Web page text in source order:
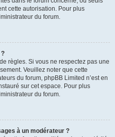
cette autorisation. Pour plus
du forum.
règles. Si vous ne respectez pas une
Veuillez noter que cette
du forum, phpBB Limited n’est en
sur cet espace. Pour plus
du forum.
à un modérateur ?